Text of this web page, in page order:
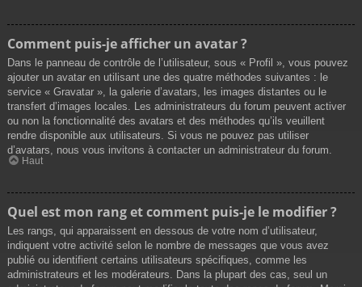
Comment puis-je afficher un avatar ?
Dans le panneau de contrôle de l’utilisateur, sous « Profil », vous pouvez
ajouter un avatar en utilisant une des quatre méthodes suivantes : le
service « Gravatar », la galerie d’avatars, les images distantes ou le
transfert d’images locales. Les administrateurs du forum peuvent activer
ou non la fonctionnalité des avatars et des méthodes qu’ils veuillent
rendre disponible aux utilisateurs. Si vous ne pouvez pas utiliser
d’avatars, nous vous invitons à contacter un administrateur du forum.
Haut
Quel est mon rang et comment puis-je le modifier ?
Les rangs, qui apparaissent en dessous de votre nom d’utilisateur,
indiquent votre activité selon le nombre de messages que vous avez
publié ou identifient certains utilisateurs spécifiques, comme les
administrateurs et les modérateurs. Dans la plupart des cas, seul un